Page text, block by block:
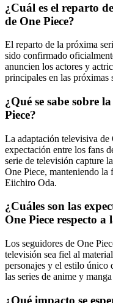
¿Cuál es el reparto
de One Piece?
El reparto de la próxima
sido confirmado
anuncien los actores y
principales en las próximas
¿Qué se sabe sobre
Piece?
La adaptación televisiva de
expectación entre los fans
serie de televisión capture
One Piece, manteniendo
Eiichiro Oda.
¿Cuáles son las
One Piece respecto
Los seguidores de One
televisión sea fiel al
personajes y el estilo único
las series de anime y
¿Qué impacto se